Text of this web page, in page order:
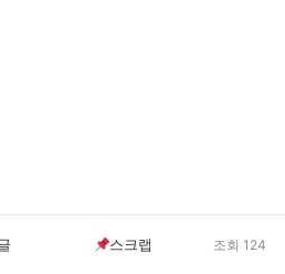
스크랩 조회 124